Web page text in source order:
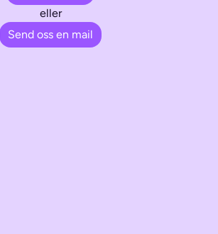
eller
Send oss en mail